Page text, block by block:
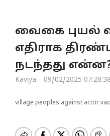
e
a
v
i
a
வைகை புயல்
எதிராக
நடந்தது
Kaviya 09/02/2025
village peoples against actor